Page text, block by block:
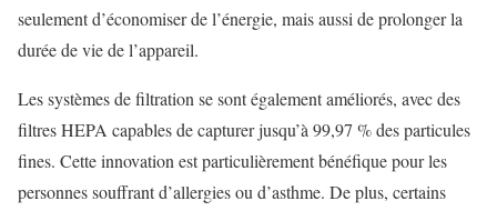
seulement d’économiser de l’énergie, mais aussi de prolonger la
durée de vie de l’appareil.
Les systèmes de filtration se sont également améliorés, avec des
filtres HEPA capables de capturer jusqu’à 99,97 % des particules
fines. Cette innovation est particulièrement bénéfique pour les
personnes souffrant d’allergies ou d’asthme. De plus, certains